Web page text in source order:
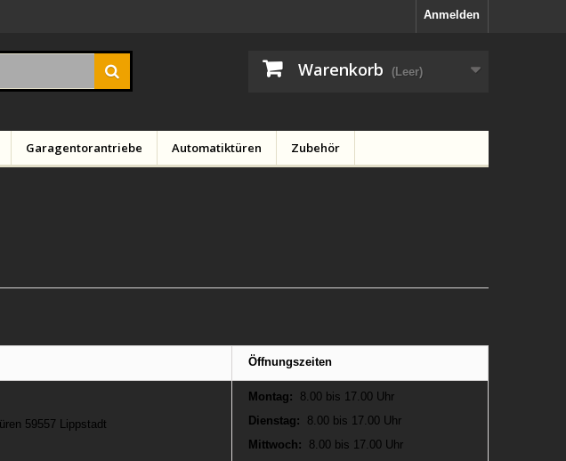
Anmelden
Warenkorb (Leer)
Garagentorantriebe Automatiktüren Zubehör
Öffnungszeiten
59557 Lippstadt
Montag:
8.00 bis 17.00 Uhr
Dienstag:
8.00 bis 17.00 Uhr
Mittwoch:
8.00 bis 17.00 Uhr